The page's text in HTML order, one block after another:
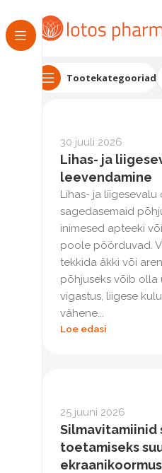
Tootekategooriad
30 juuli 2026
Lihas- ja
leevendamine
Lihas- ja liigesevalu
sagedasemaid
inimesed apteeki
poole pöörduvad.
tekkida äkki või
põhjuseks võib olla
vigastus, liigese
vähene...
Loe edasi
25 juuni 2026
Silmavitamiinid
toetamiseks